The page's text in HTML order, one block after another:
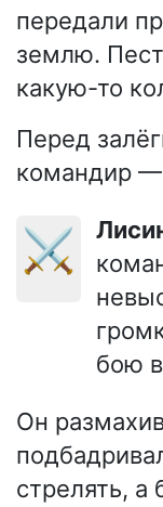
передали
землю.
какую-то
Перед
командир —
⚔️
бою
Он
стрелять,